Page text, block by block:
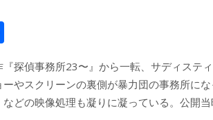
有
探偵事務所23〜』から一転、サディステ
やスクリーンの裏側が暴力団の事務所に
どの映像処理も凝りに凝っている。公開